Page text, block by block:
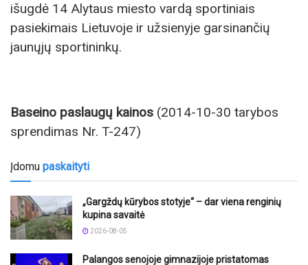
išugdė 14 Alytaus miesto vardą sportiniais
pasiekimais Lietuvoje ir užsienyje garsinančių
jaunųjų sportininkų.
Baseino paslaugų kainos (2014-10-30 tarybos
sprendimas Nr. T-247)
Įdomu paskaityti
„Gargždų kūrybos stotyje“ – dar viena renginių
kupina savaitė
2026-08-05
Palangos senojoje gimnazijoje pristatomas